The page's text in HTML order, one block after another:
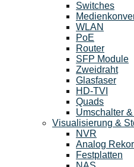
Switches
WLAN
PoE
Router
SFP Module
Zweidraht
Glasfaser
HD-TVI
Quads
Umschalter
Visualisierung &
NVR
Analog
Festplatten